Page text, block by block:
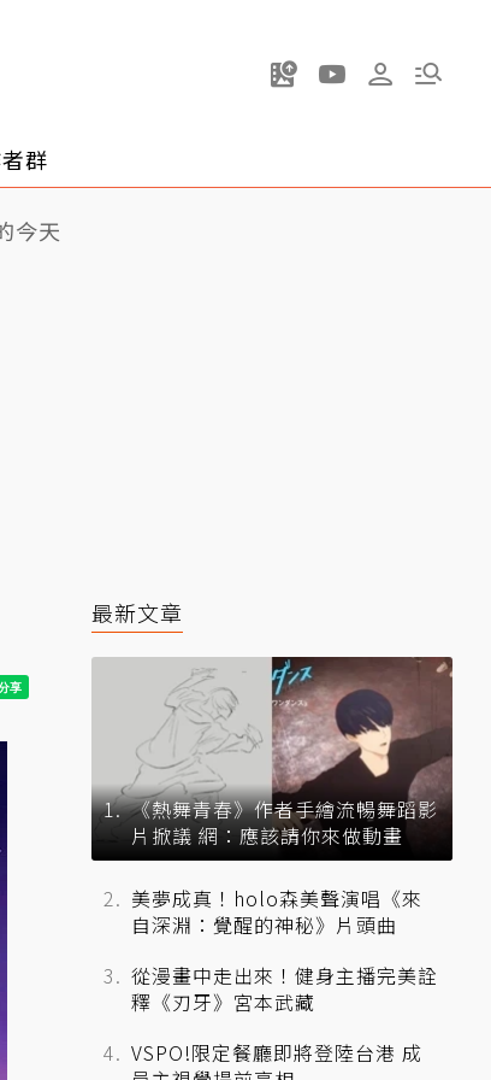
群
今天
最新文章
《熱舞青春》作者手繪流暢舞蹈影
片掀議 網：應該請你來做動畫
美夢成真！holo森美聲演唱《來
自深淵：覺醒的神秘》片頭曲
從漫畫中走出來！健身主播完美詮
釋《刃牙》宮本武藏
VSPO!限定餐廳即將登陸台港 成